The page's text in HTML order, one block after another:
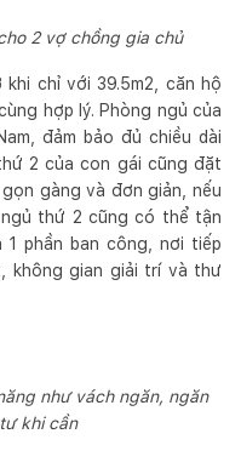
2 vợ chồng gia chủ
chỉ với 39.5m2, căn hộ
hợp lý. Phòng ngủ của
đảm bảo đủ chiều dài
2 của con gái cũng đặt
gàng và đơn giản, nếu
thứ 2 cũng có thể tận
1 phần ban công, nơi tiếp
không gian giải trí và thư
như vách ngăn, ngăn
khi cần